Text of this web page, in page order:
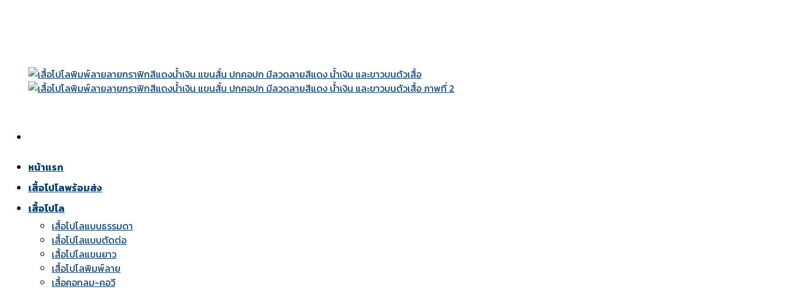
หน้าแรก
เสื้อโปโลพร้อมส่ง
เสื้อโปโล
เสื้อโปโลแบบธรรมดา
เสื้อโปโลแบบตัดต่อ
เสื้อโปโลแขนยาว
เสื้อโปโลพิมพ์ลาย
เสื้อคอกลม-คอวี